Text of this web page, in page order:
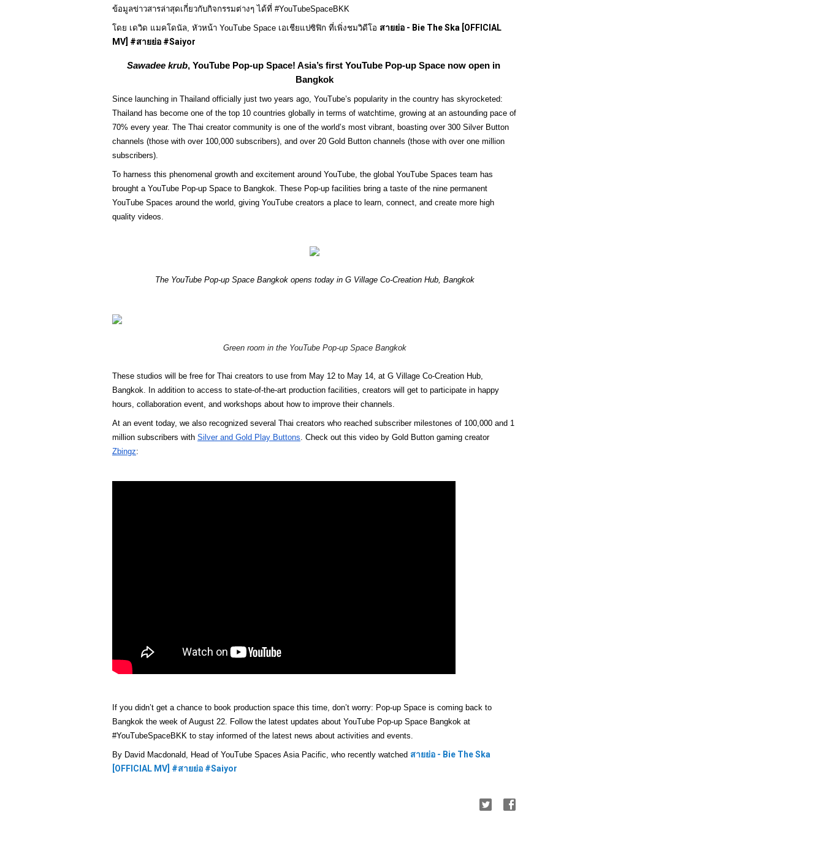
ข้อมูลข่าวสารล่าสุดเกี่ยวกับกิจกรรมต่างๆ ได้ที่ #YouTubeSpaceBKK
โดย เดวิด แมคโดนัล, หัวหน้า YouTube Space เอเชียแปซิฟิก ที่เพิ่งชมวิดีโอ สายย่อ - Bie The Ska [OFFICIAL
MV] #สายย่อ #Saiyor
Sawadee krub, YouTube Pop-up Space! Asia’s first YouTube Pop-up Space now open in
Bangkok
Since launching in Thailand officially just two years ago, YouTube’s popularity in the country has skyrocketed:
Thailand has become one of the top 10 countries globally in terms of watchtime, growing at an astounding pace of
70% every year. The Thai creator community is one of the world’s most vibrant, boasting over 300 Silver Button
channels (those with over 100,000 subscribers), and over 20 Gold Button channels (those with over one million
subscribers).
To harness this phenomenal growth and excitement around YouTube, the global YouTube Spaces team has
brought a YouTube Pop-up Space to Bangkok. These Pop-up facilities bring a taste of the nine permanent
YouTube Spaces around the world, giving YouTube creators a place to learn, connect, and create more high
quality videos.
The YouTube Pop-up Space Bangkok opens today in G Village Co-Creation Hub, Bangkok
Green room in the YouTube Pop-up Space Bangkok
These studios will be free for Thai creators to use from May 12 to May 14, at G Village Co-Creation Hub,
Bangkok. In addition to access to state-of-the-art production facilities, creators will get to participate in happy
hours, collaboration event, and workshops about how to improve their channels.
At an event today, we also recognized several Thai creators who reached subscriber milestones of 100,000 and 1
million subscribers with Silver and Gold Play Buttons
. Check out this video by Gold Button gaming creator
Zbingz:
If you didn’t get a chance to book production space this time, don’t worry: Pop-up Space is coming back to
Bangkok the week of August 22. Follow the latest updates about YouTube Pop-up Space Bangkok at
#YouTubeSpaceBKK to stay informed of the latest news about activities and events.
By David Macdonald, Head of YouTube Spaces Asia Pacific, who recently watched สายย่อ - Bie The Ska
[OFFICIAL MV] #สายย่อ #Saiyor